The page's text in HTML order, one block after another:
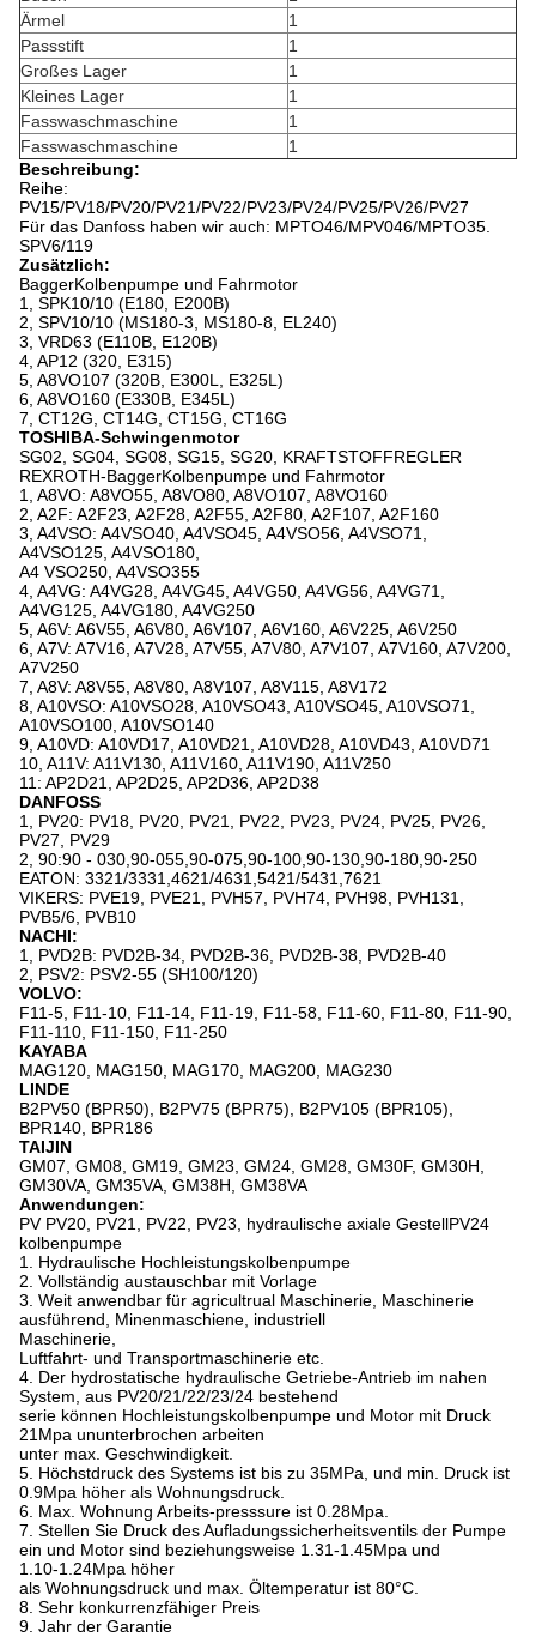
Ärmel
1
Passstift
1
Großes Lager
1
Kleines Lager
1
Fasswaschmaschine
1
Fasswaschmaschine
1
Beschreibung:
Reihe:
PV15/PV18/PV20/PV21/PV22/PV23/PV24/PV25/PV26/PV27
Für das Danfoss haben wir auch: MPTO46/MPV046/MPTO35.
SPV6/119
Zusätzlich:
BaggerKolbenpumpe und Fahrmotor
1, SPK10/10 (E180, E200B)
2, SPV10/10 (MS180-3, MS180-8, EL240)
3, VRD63 (E110B, E120B)
4, AP12 (320, E315)
5, A8VO107 (320B, E300L, E325L)
6, A8VO160 (E330B, E345L)
7, CT12G, CT14G, CT15G, CT16G
TOSHIBA-Schwingenmotor
SG02, SG04, SG08, SG15, SG20, KRAFTSTOFFREGLER
REXROTH-BaggerKolbenpumpe und Fahrmotor
1, A8VO: A8VO55, A8VO80, A8VO107, A8VO160
2, A2F: A2F23, A2F28, A2F55, A2F80, A2F107, A2F160
3, A4VSO: A4VSO40, A4VSO45, A4VSO56, A4VSO71,
A4VSO125, A4VSO180,
A4 VSO250, A4VSO355
4, A4VG: A4VG28, A4VG45, A4VG50, A4VG56, A4VG71,
A4VG125, A4VG180, A4VG250
5, A6V: A6V55, A6V80, A6V107, A6V160, A6V225, A6V250
6, A7V: A7V16, A7V28, A7V55, A7V80, A7V107, A7V160, A7V200,
A7V250
7, A8V: A8V55, A8V80, A8V107, A8V115, A8V172
8, A10VSO: A10VSO28, A10VSO43, A10VSO45, A10VSO71,
A10VSO100, A10VSO140
9, A10VD: A10VD17, A10VD21, A10VD28, A10VD43, A10VD71
10, A11V: A11V130, A11V160, A11V190, A11V250
11: AP2D21, AP2D25, AP2D36, AP2D38
DANFOSS
1, PV20: PV18, PV20, PV21, PV22, PV23, PV24, PV25, PV26,
PV27, PV29
2, 90:90 - 030,90-055,90-075,90-100,90-130,90-180,90-250
EATON: 3321/3331,4621/4631,5421/5431,7621
VIKERS: PVE19, PVE21, PVH57, PVH74, PVH98, PVH131,
PVB5/6, PVB10
NACHI:
1, PVD2B: PVD2B-34, PVD2B-36, PVD2B-38, PVD2B-40
2, PSV2: PSV2-55 (SH100/120)
VOLVO:
F11-5, F11-10, F11-14, F11-19, F11-58, F11-60, F11-80, F11-90,
F11-110, F11-150, F11-250
KAYABA
MAG120, MAG150, MAG170, MAG200, MAG230
LINDE
B2PV50 (BPR50), B2PV75 (BPR75), B2PV105 (BPR105),
BPR140, BPR186
TAIJIN
GM07, GM08, GM19, GM23, GM24, GM28, GM30F, GM30H,
GM30VA, GM35VA, GM38H, GM38VA
Anwendungen:
PV PV20, PV21, PV22, PV23, hydraulische axiale GestellPV24
kolbenpumpe
1. Hydraulische Hochleistungskolbenpumpe
2. Vollständig austauschbar mit Vorlage
3. Weit anwendbar für agricultrual Maschinerie, Maschinerie
ausführend, Minenmaschiene, industriell
Maschinerie,
Luftfahrt- und Transportmaschinerie etc.
4. Der hydrostatische hydraulische Getriebe-Antrieb im nahen
System, aus PV20/21/22/23/24 bestehend
serie können Hochleistungskolbenpumpe und Motor mit Druck
21Mpa ununterbrochen arbeiten
unter max. Geschwindigkeit.
5. Höchstdruck des Systems ist bis zu 35MPa, und min. Druck ist
0.9Mpa höher als Wohnungsdruck.
6. Max. Wohnung Arbeits-presssure ist 0.28Mpa.
7. Stellen Sie Druck des Aufladungssicherheitsventils der Pumpe
ein und Motor sind beziehungsweise 1.31-1.45Mpa und
1.10-1.24Mpa höher
als Wohnungsdruck und max. Öltemperatur ist 80°C.
8. Sehr konkurrenzfähiger Preis
9. Jahr der Garantie